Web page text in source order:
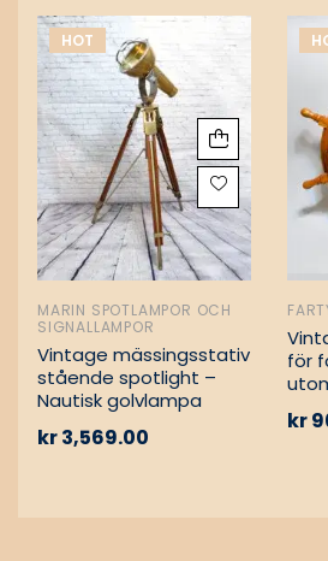
HOT
MARIN SPOTLAMPOR OCH
SIGNALLAMPOR
Vintage mässingsstativ
stående spotlight –
Nautisk golvlampa
kr3,569.00
för
kr